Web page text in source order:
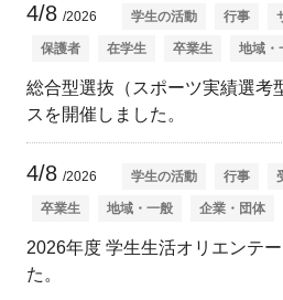
4/8 /2026 学生の活動 行事
保護者 在学生 卒業生 地域・
総合型選抜（スポーツ実績選考
スを開催しました。
4/8 /2026 学生の活動 行事
卒業生 地域・一般 企業・団体
2026年度 学生生活オリエンテ
た。